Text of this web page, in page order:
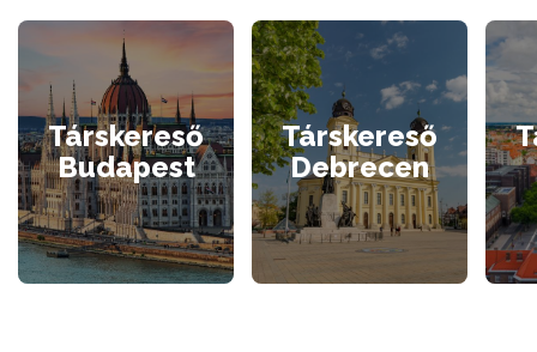
Társkereső
Budapest
Társkereső
Debrecen